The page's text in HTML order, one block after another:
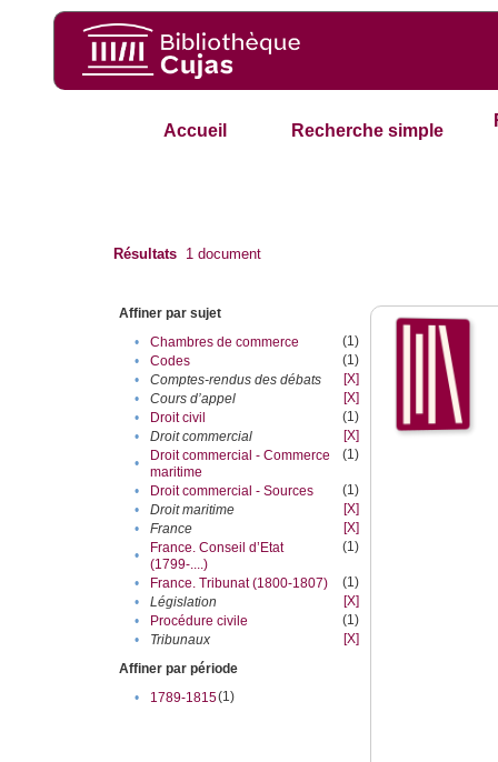
Accueil Recherche simple
Résultats 1 document
Affiner par sujet
•
Chambres de commerce
(1)
•
Codes
(1)
•
Comptes-rendus des débats
[X]
•
Cours d’appel
[X]
•
Droit civil
(1)
•
Droit commercial
[X]
•
Droit commercial - Commerce
maritime
(1)
• Droit commercial - Sources
(1)
•
Droit maritime
[X]
•
France
[X]
•
France. Conseil d’Etat
(1799-....)
(1)
• France. Tribunat (1800-1807)
(1)
•
Législation
[X]
•
Procédure civile
(1)
•
Tribunaux
[X]
Affiner par période
•
1789-1815(1)